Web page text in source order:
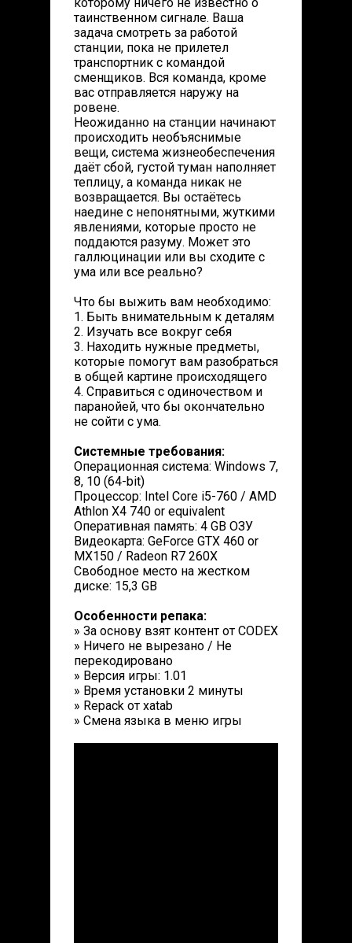
таинственном сигнале. Ваша
задача смотреть за работой
станции, пока не прилетел
транспортник с командой
сменщиков. Вся команда, кроме
вас отправляется наружу на
ровене.
Неожиданно на станции начинают
происходить необъяснимые
вещи, система жизнеобеспечения
даёт сбой, густой туман наполняет
теплицу, а команда никак не
возвращается. Вы остаётесь
наедине с непонятными, жуткими
явлениями, которые просто не
поддаются разуму. Может это
галлюцинации или вы сходите с
ума или все реально?
Что бы выжить вам необходимо:
1. Быть внимательным к деталям
2. Изучать все вокруг себя
3. Находить нужные предметы,
которые помогут вам разобраться
в общей картине происходящего
4. Справиться с одиночеством и
паранойей, что бы окончательно
не сойти с ума.
Системные требования:
Операционная система: Windows 7,
8, 10 (64-bit)
Процессор: Intel Core i5-760 / AMD
Athlon X4 740 or equivalent
Оперативная память: 4 GB ОЗУ
Видеокарта: GeForce GTX 460 or
MX150 / Radeon R7 260X
Свободное место на жестком
диске: 15,3 GB
Особенности репака:
» За основу взят контент от CODEX
» Ничего не вырезано / Не
перекодировано
» Версия игры: 1.01
» Время установки 2 минуты
» Repack от xatab
» Смена языка в меню игры